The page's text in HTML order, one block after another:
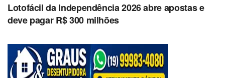
Lotofácil da Independência 2026 abre apostas e
deve pagar R$ 300 milhões